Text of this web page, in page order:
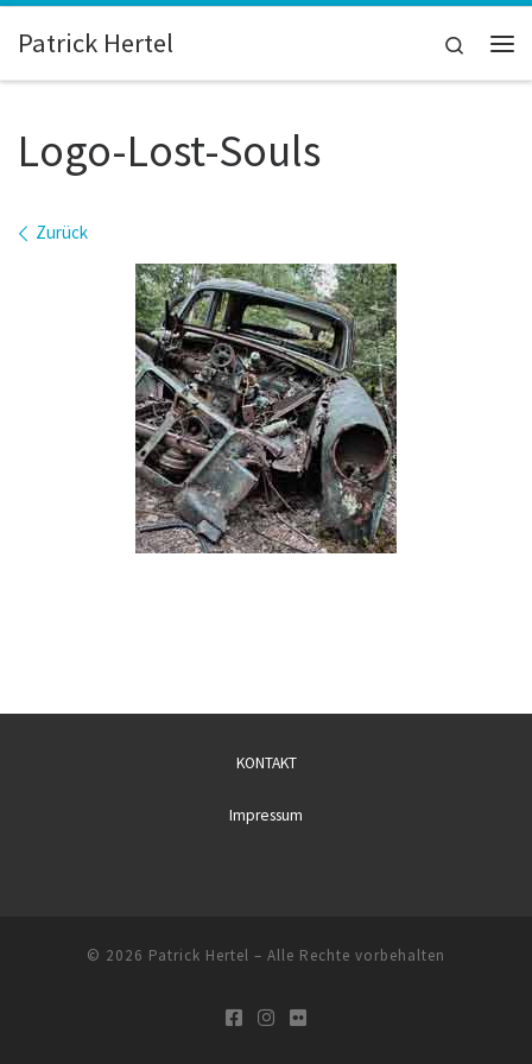
Zum Inhalt springen
Patrick Hertel
Search
Logo-Lost-Souls
Bilder Navigation
Zurück
KONTAKT
Impressum
© 2026 Patrick Hertel – Alle Rechte vorbehalten